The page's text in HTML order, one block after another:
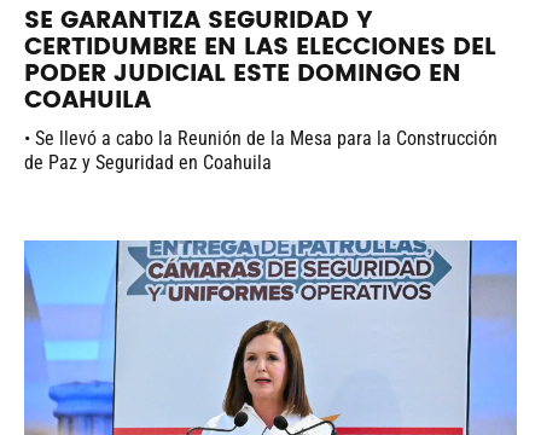
SE GARANTIZA SEGURIDAD Y
CERTIDUMBRE EN LAS ELECCIONES DEL
PODER JUDICIAL ESTE DOMINGO EN
COAHUILA
• Se llevó a cabo la Reunión de la Mesa para la Construcción
de Paz y Seguridad en Coahuila